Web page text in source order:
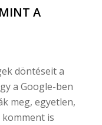
A
döntéseit a
a Google-ben
meg, egyetlen,
is